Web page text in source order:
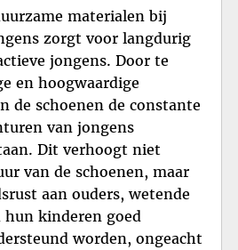
materialen bij
zorgt voor langdurig
jongens. Door te
en hoogwaardige
de schoenen de constante
van jongens
Dit verhoogt niet
van de schoenen, maar
aan ouders, wetende
hun kinderen goed
worden, ongeacht